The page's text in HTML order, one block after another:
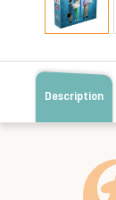
Description